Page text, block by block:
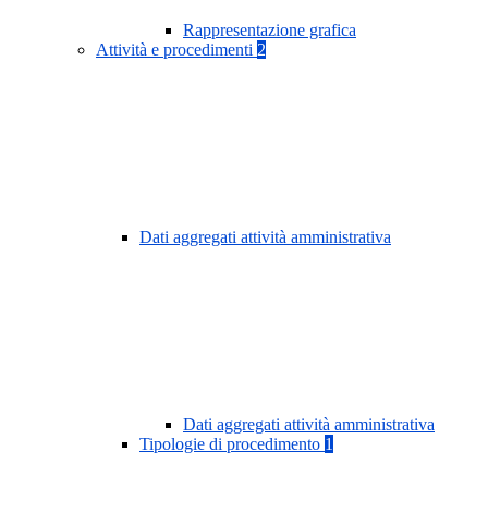
Rappresentazione grafica
Attività e procedimenti 2
Dati aggregati attività amministrativa
Dati aggregati attività amministrativa
Tipologie di procedimento 1